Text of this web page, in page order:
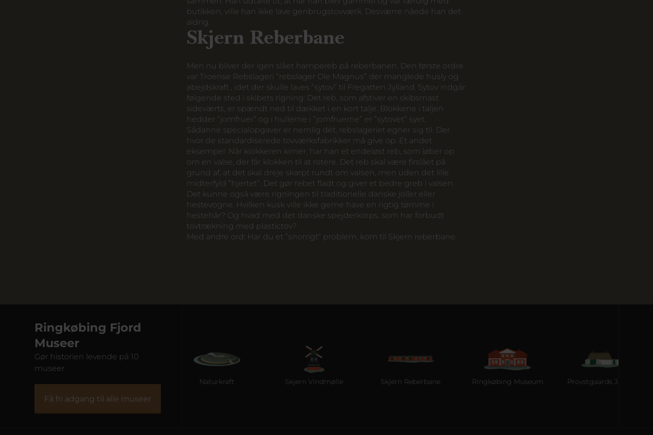
butikken, ville han ikke lave genbrugstovværk. Desværre nåede han det
aldrig.
Skjern Reberbane
Men nu bliver der igen slået hampereb på reberbanen. Den første ordre
var Troense Rebslageri ”rebslager Ole Magnus” der manglede husly og
abejdskraft , idet der skulle laves ”sytov” til Fregatten Jylland. Sytov indgår
følgende sted i skibets rigning: Det reb, som afstiver en skibsmast
sideværts, er spændt ned til dækket i en kort talje. Blokkene i taljen
hedder ”jomfruer” og i hullerne i ”jomfruerne” er ”sytovet” syet.
Sådanne specialopgaver er nemlig dét, rebslageriet egner sig til. Der
hvor de standardiserede tovværksfabrikker må give op. Et andet
eksempel: Når klokkeren kimer, har han et endeløst reb, som løber op
om en valse, der får klokken til at rotere. Det reb skal være firslået på
grund af, at det skal dreje skarpt rundt om valsen, men uden det lille
midterfyld ”hjertet”. Det gør rebet fladt og giver et bedre greb i valsen.
Det kunne også være rigningen til traditionelle danske joller eller
hestevogne. Hvilken kusk ville ikke gerne have en rigtig tømme i
hestehår? Og hvad med det danske spejderkorps, som har forbudt
tovtrækning med plastictov?
Med andre ord: Har du et ”snorrigt” problem, kom til Skjern reberbane.
Ringkøbing Fjord
Museer
Gør historien levende på 10
museer
Få fri adgang til alle museer
Naturkraft Skjern Vindmølle Skjern Reberbane Ringkøbing Museum Provstgaards Jagthus